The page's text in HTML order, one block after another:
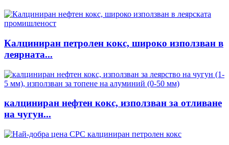
Калциниран петролен кокс, широко използван в
леярната...
калциниран нефтен кокс, използван за отливане
на чугун...